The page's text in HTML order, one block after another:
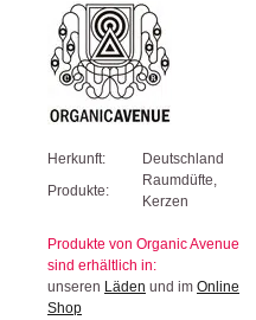
Herkunft:
Deutschland
Produkte:
Raumdüfte,
Kerzen
Produkte von Organic Avenue
sind erhältlich in:
unseren Läden und im Online
Shop